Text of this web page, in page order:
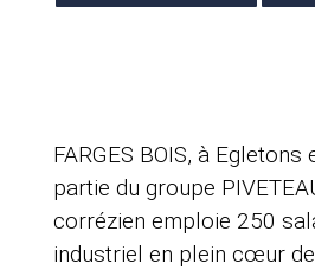
FARGES BOIS, à
partie du groupe
corrézien emploie 250
industriel en plein cœur